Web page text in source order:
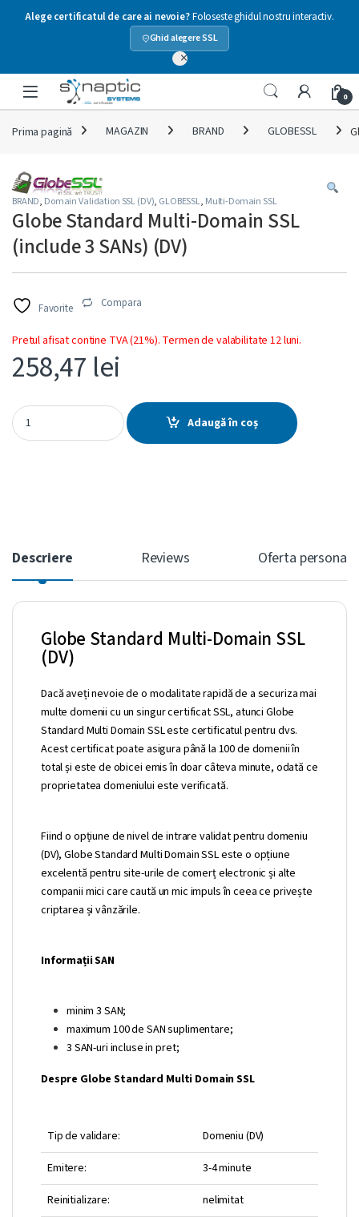
Alege certificatul de care ai nevoie?Foloseste ghidul nostru interactiv.
Ghid alegere SSL
×
Skip to navigation
Skip to content
Open 0
Prima pagină MAGAZIN BRAND GLOBESSL
BRAND, Domain Validation SSL (DV), GLOBESSL, Multi-Domain SSL
Globe Standard Multi-Domain SSL
(include 3 SANs) (DV)
Favorite Compara
Pretul afisat contine TVA (21%). Termen de valabilitate 12 luni.
258,47 lei
Globe Standard Multi-Domain SSL (include 3 SANs) (DV) quantity
Adaugă în coș
Descriere Reviews Oferta
Globe Standard Multi-Domain SSL
(DV)
Dacă aveți nevoie de o modalitate rapidă de a securiza mai
multe domenii cu un singur certificat SSL, atunci Globe
Standard Multi Domain SSL este certificatul pentru dvs.
Acest certificat poate asigura până la 100 de domenii în
total și este de obicei emis în doar câteva minute, odată ce
proprietatea domeniului este verificată.
Fiind o opțiune de nivel de intrare validat pentru domeniu
(DV), Globe Standard Multi Domain SSL este o opțiune
excelentă pentru site-urile de comerț electronic și alte
companii mici care caută un mic impuls în ceea ce privește
criptarea și vânzările.
Informații SAN
minim 3 SAN;
maximum 100 de SAN suplimentare;
3 SAN-uri incluse in pret;
Despre Globe Standard Multi Domain SSL
Tip de validare:
Domeniu (DV)
Emitere:
3-4 minute
Reinitializare:
nelimitat